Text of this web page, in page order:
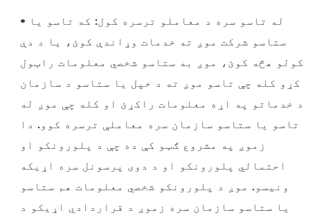
• له تاسو سره د معاملو ترسره کول: که تاسو یا
ستاسو شرکت موږ ته خدمات وړاندې کوئ، یا د دې
کولو هڅه کوئ، موږ به ستاسو شخصي معلومات راټول
کړو کله چې تاسو موږ ته د خپل یا ستاسو د سازمان
د خدماتو په اړه معلومات راکړئ او کله چې موږ له
تاسو یا ستاسو سازمان سره معاملې ترسره کوو. دا
زموږ په مشروع ګټو کې ده چې د پلورونکو او
احتمالي پلورونکو او د دوی پرسونل سره اړیکه
ونیسو. موږ د پلورونکو شخصي معلومات هم ستاسو
یا ستاسو سازمان سره زموږ د قراردادي اړیکو د